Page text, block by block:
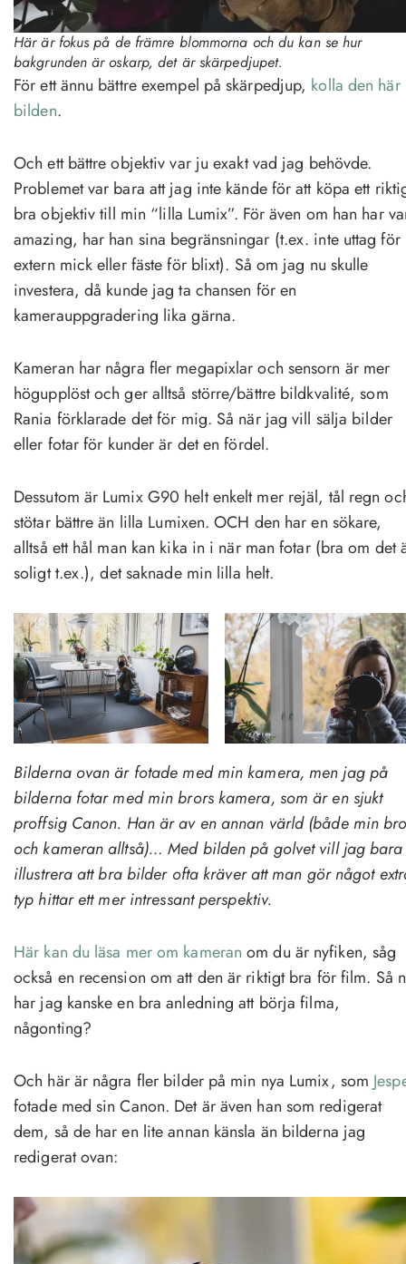
Här är fokus på de främre blommorna och du kan se hur
bakgrunden är oskarp, det är skärpedjupet.
För ett ännu bättre exempel på skärpedjup, kolla den här
bilden.
Och ett bättre objektiv var ju exakt vad jag behövde.
Problemet var bara att jag inte kände för att köpa ett
bra objektiv till min “lilla Lumix”. För även om han har
amazing, har han sina begränsningar (t.ex. inte uttag för
extern mick eller fäste för blixt). Så om jag nu skulle
investera, då kunde jag ta chansen för en
kamerauppgradering lika gärna.
Kameran har några fler megapixlar och sensorn är mer
högupplöst och ger alltså större/bättre bildkvalité, som
Rania förklarade det för mig. Så när jag vill sälja bilder
eller fotar för kunder är det en fördel.
Dessutom är Lumix G90 helt enkelt mer rejäl, tål regn
stötar bättre än lilla Lumixen. OCH den har en sökare,
alltså ett hål man kan kika in i när man fotar (bra om det
soligt t.ex.), det saknade min lilla helt.
Bilderna ovan är fotade med min kamera, men jag på
bilderna fotar med min brors kamera, som är en sjukt
proffsig Canon. Han är av en annan värld (både min
och kameran alltså)… Med bilden på golvet vill jag bara
illustrera att bra bilder ofta kräver att man gör något
typ hittar ett mer intressant perspektiv.
Här kan du läsa mer om kameran om du är nyfiken, såg
också en recension om att den är riktigt bra för film. Så
har jag kanske en bra anledning att börja filma,
någonting?
Och här är några fler bilder på min nya Lumix, som
fotade med sin Canon. Det är även han som redigerat
dem, så de har en lite annan känsla än bilderna jag
redigerat ovan: